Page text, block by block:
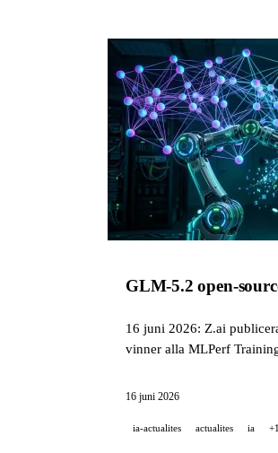
GLM-5.2 open-
16 juni 2026: Z.ai
vinner alla MLPerf
16 juni 2026
ia-actualites actualites ia